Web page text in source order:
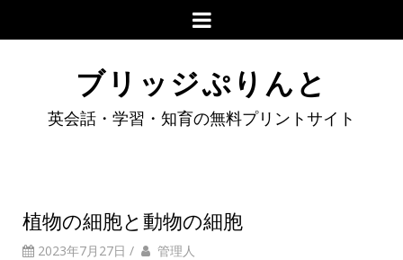
ブリッジぷりんと
英会話・学習・知育の無料プリントサイト
植物の細胞と動物の細胞
2023年7月27日 / 管理人